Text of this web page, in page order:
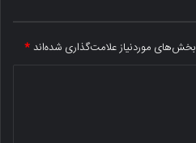
بخش‌های موردنیاز علامت‌گذاری شده‌اند*